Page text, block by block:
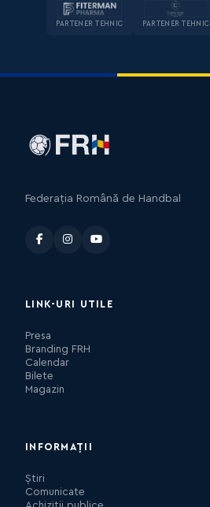
PARTENER TEHNIC PARTENER TEHNIC
Federația Română de Handbal
LINK-URI UTILE
Presa
Branding FRH
Calendar
Bilete
Magazin
INFORMAȚII
Știri
Comunicate